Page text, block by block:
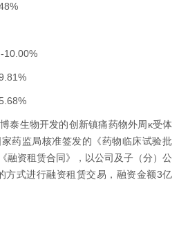
10.00%
泰生物开发的创新镇痛药物外周κ受体
药监局核准签发的《药物临床试验批
融资租赁合同》，以公司及子（分）公
方式进行融资租赁交易，融资金额3亿